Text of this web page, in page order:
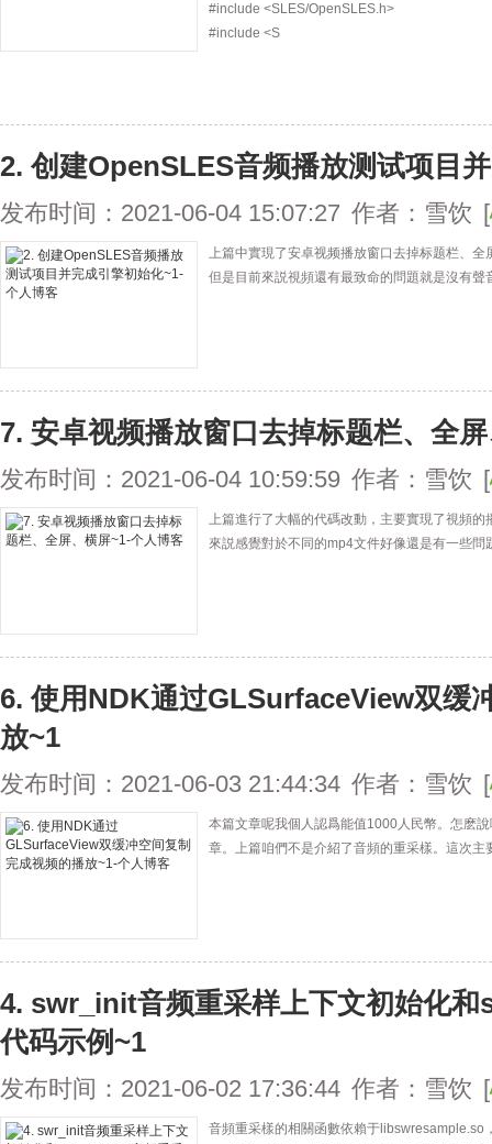
#include <SLES/OpenSLES.h>
#include <S
2. 创建OpenSLES音频播放测试项目
发布时间：2021-06-04 15:07:27 作者：雪饮 [
上篇中實現了安卓视频播放窗口去掉标题栏、
但是目前來説視頻還有最致命的問題就是沒有
7. 安卓视频播放窗口去掉标题栏、全
发布时间：2021-06-04 10:59:59 作者：雪饮 [
上篇進行了大幅的代碼改動，主要實現了視頻
來説感覺對於不同的mp4文件好像還是有一些
6. 使用NDK通过GLSurfaceView双缓
放~1
发布时间：2021-06-03 21:44:34 作者：雪饮 [
本篇文章呢我個人認爲能值1000人民幣。怎麽
章。上篇咱們不是介紹了音頻的重采樣。這次
4. swr_init音频重采样上下文初始化
代码示例~1
发布时间：2021-06-02 17:36:44 作者：雪饮 [
音頻重采樣的相關函數依賴于